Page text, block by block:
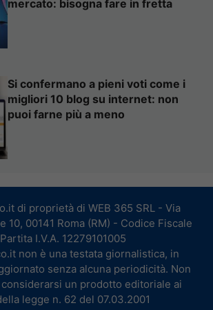
mercato: bisogna fare in fretta
Si confermano a pieni voti come i
migliori 10 blog su internet: non
puoi farne più a meno
di proprietà di WEB 365 SRL - Via
10, 00141 Roma (RM) - Codice Fiscale
I.V.A. 12279101005
non è una testata giornalistica, in
senza alcuna periodicità. Non
un prodotto editoriale ai
legge n. 62 del 07.03.2001